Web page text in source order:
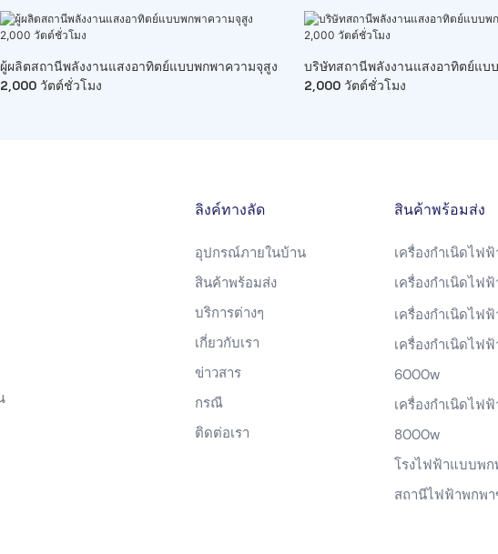
ผู้ผลิตสถานีพลังงานแสงอาทิตย์แบบพกพาความจุสูง
2,000 วัตต์ชั่วโมง
บริษัทสถานีพลังงานแสงอาทิตย์แบ
2,000 วัตต์ชั่วโมง
ลิงค์ทางลัด
อุปกรณ์ภายในบ้าน
สินค้าพร้อมส่ง
บริการต่างๆ
เกี่ยวกับเรา
ข่าวสาร
กรณี
ติดต่อเรา
สินค้าพร้อมส่ง
เครื่องกำเนิดไฟ
เครื่องกำเนิดไฟ
เครื่องกำเนิดไฟ
เครื่องกำเนิดไฟฟ้
6000w
เครื่องกำเนิดไฟฟ้
8000w
โรงไฟฟ้าแบบพก
สถานีไฟฟ้าพกพ